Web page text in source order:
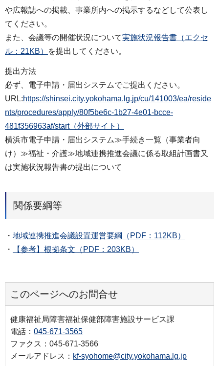
や広報誌への掲載、事業所内への掲⽰するなどして公表し
てください。
また、会議等の開催状況について実施状況報告書（エクセ
ル：21KB）
を提出してください。
提出方法
必ず、電子申請・届出システムでご提出ください。
URL:https://shinsei.city.yokohama.lg.jp/cu/141003/ea/reside
nts/procedures/apply/80f5be6c-1b27-4e01-bcce-
481f356963af/start（外部サイト）
横浜市電子申請・届出システム≫手続き一覧（事業者向
け）≫福祉・介護≫地域連携推進会議に係る取組計画書又
は実施状況報告書の提出について
関係要綱等
・ 地域連携推進会議設置運営要綱（PDF：112KB）
・
【参考】根拠条文（PDF：203KB）
このページへのお問合せ
健康福祉局障害福祉保健部障害施設サービス課
電話： 045-671-3565
ファクス：045-671-3566
メールアドレス： kf-syohome@city.yokohama.lg.jp